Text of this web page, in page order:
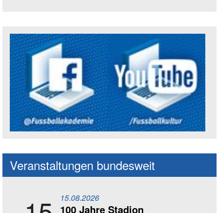
Veranstaltungen bundesweit
15.08.2026
100 Jahre Stadion